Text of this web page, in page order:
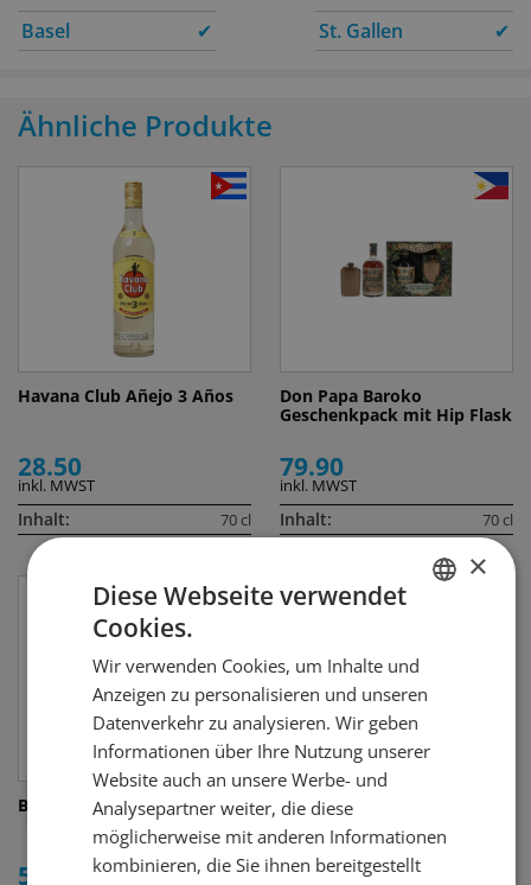
Basel
✔
St. Gallen
✔
Ähnliche Produkte
Havana Club Añejo 3 Años
28.50
inkl. MWST
Inhalt: 70 cl
Don Papa Baroko
Geschenkpack mit Hip Flask
79.90
inkl. MWST
Inhalt: 70 cl
Bacardi Carta Blanca
5.80
Bacardi Black Carta Negra
Superior
31.00
FRENCH
×
Diese Webseite verwendet
Cookies.
Wir verwenden Cookies, um Inhalte und
Anzeigen zu personalisieren und unseren
Datenverkehr zu analysieren. Wir geben
Informationen über Ihre Nutzung unserer
Website auch an unsere Werbe- und
Analysepartner weiter, die diese
möglicherweise mit anderen Informationen
kombinieren, die Sie ihnen bereitgestellt